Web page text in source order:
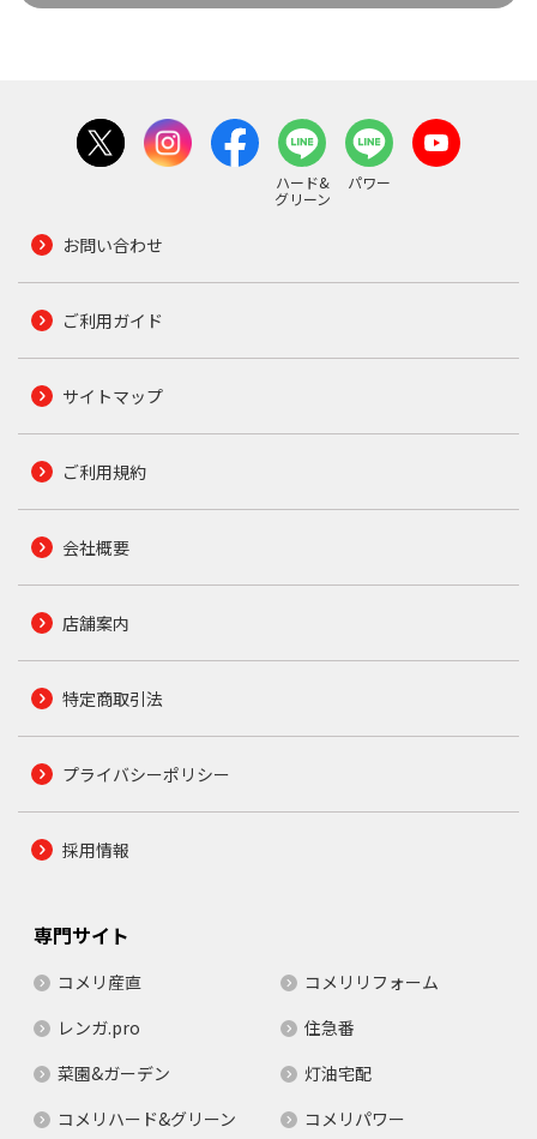
ハード&
グリーン
パワー
お問い合わせ
ご利用ガイド
サイトマップ
ご利用規約
会社概要
店舗案内
特定商取引法
プライバシーポリシー
採用情報
専門サイト
コメリ産直
コメリリフォーム
レンガ.pro
住急番
菜園&ガーデン
灯油宅配
コメリハード&グリーン
コメリパワー